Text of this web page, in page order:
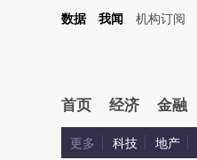
数据 我闻 机构订阅
首页 经济 金融
更多 科技 地产